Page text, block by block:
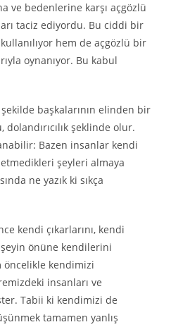
ve bedenlerine karşı açgözlü
taciz ediyordu. Bu ciddi bir
hem de açgözlü bir
oynanıyor. Bu kabul
başkalarının elinden bir
şeklinde olur.
Bazen insanlar kendi
şeyleri almaya
ne yazık ki sıkça
kendi çıkarlarını, kendi
önüne kendilerini
öncelikle kendimizi
insanları ve
Tabii ki kendimizi de
tamamen yanlış